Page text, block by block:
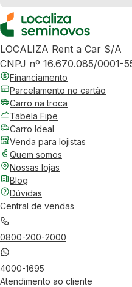
LOCALIZA Rent a Car S/A
CNPJ nº 16.670.085/0001-
Financiamento
Parcelamento no cartão
Carro na troca
Tabela Fipe
Carro Ideal
Venda para lojistas
Quem somos
Nossas lojas
Blog
Dúvidas
Central de vendas
0800-200-2000
4000-1695
Atendimento ao cliente